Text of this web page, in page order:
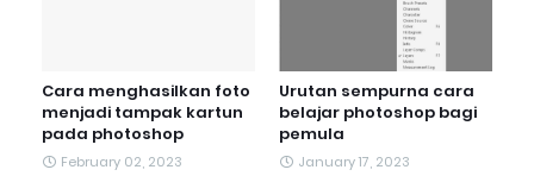
Cara menghasilkan foto
menjadi tampak kartun
pada photoshop
February 02, 2023
Urutan sempurna cara
belajar photoshop bagi
pemula
January 17, 2023